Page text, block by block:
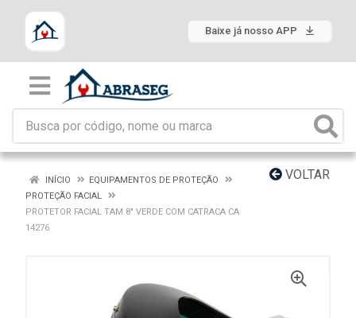
Baixe já nosso APP
VOLTAR
INÍCIO
EQUIPAMENTOS DE PROTEÇÃO
PROTEÇÃO FACIAL
PROTETOR FACIAL TAM.8" VERDE COM CATRACA CA
14276